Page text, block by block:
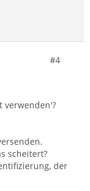
#4
verwenden'?
scheitert?
der